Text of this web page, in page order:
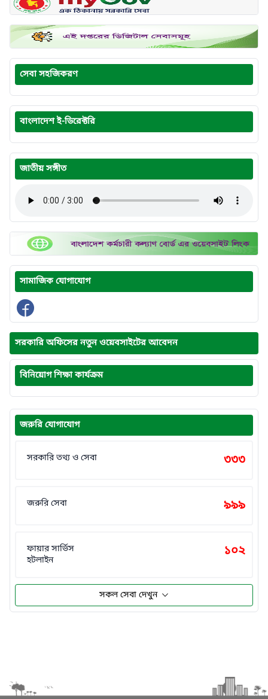
সেবা সহজিকরণ
বাংলাদেশ ই-ডিরেক্টরি
জাতীয় সঙ্গীত
সামাজিক যোগাযোগ
সরকারি অফিসের নতুন ওয়েবসাইটের আবেদন
বিনিয়োগ শিক্ষা কার্যক্রম
জরুরি যোগাযোগ
সরকারি তথ্য ও সেবা ৩৩৩
জরুরি সেবা ৯৯৯
ফায়ার সার্ভিস
হটলাইন
১০২
সকল সেবা দেখুন